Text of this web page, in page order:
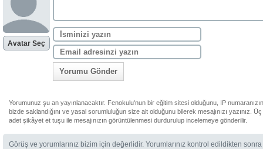
Avatar Seç
Yorumu Gönder
Yorumunuz şu an yayınlanacaktır. Fenokulu'nun bir eğitim sitesi olduğunu, IP numaranızın
bizde saklandığını ve yasal sorumluluğun size ait olduğunu bilerek mesajınızı yazınız. Üç
adet şikâyet et tuşu ile mesajınızın görüntülenmesi durdurulup incelemeye gönderilir.
Görüş ve yorumlarınız bizim için değerlidir. Yorumlarınız kontrol edildikten sonra